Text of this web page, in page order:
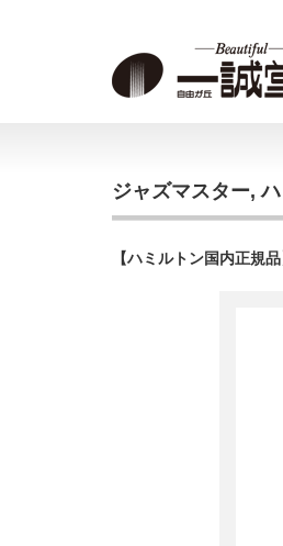
ジャズマスター,
【ハミルトン国内正